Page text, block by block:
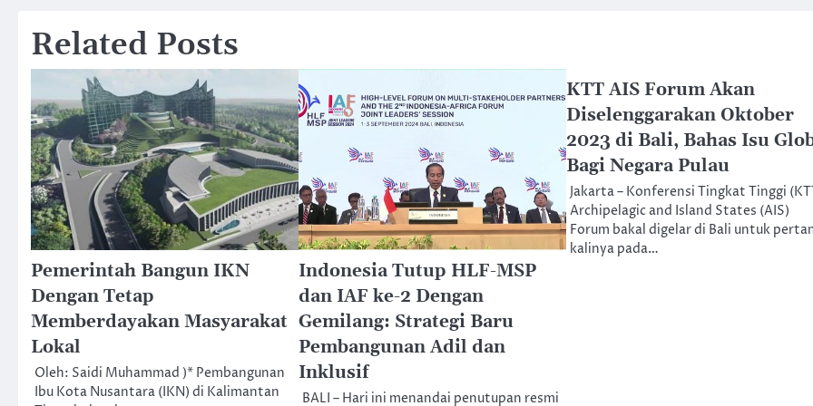
Related Posts
Pemerintah Bangun IKN
Dengan Tetap
Memberdayakan Masyarakat
Lokal
Oleh: Saidi Muhammad )* Pembangunan
Ibu Kota Nusantara (IKN) di Kalimantan
Indonesia Tutup HLF-MSP
dan IAF ke-2 Dengan
Gemilang: Strategi Baru
Pembangunan Adil dan
Inklusif
BALI – Hari ini menandai penutupan resmi
KTT AIS Forum Akan
Diselenggarakan Oktober
2023 di Bali, Bahas Isu
Bagi Negara Pulau
Jakarta – Konferensi Tingkat Tinggi
Archipelagic and Island States (AIS)
Forum bakal digelar di Bali untuk
kalinya pada…